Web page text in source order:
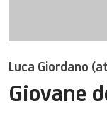
Luca Giordano
Giovane